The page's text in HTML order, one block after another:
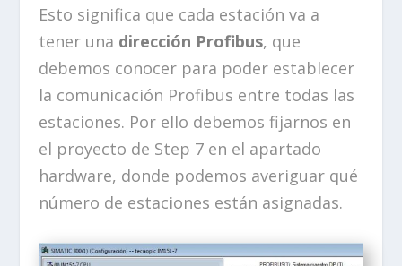
Esto significa que cada estación va a
tener una dirección Profibus, que
debemos conocer para poder establecer
la comunicación Profibus entre todas las
estaciones. Por ello debemos fijarnos en
el proyecto de Step 7 en el apartado
hardware, donde podemos averiguar qué
número de estaciones están asignadas.